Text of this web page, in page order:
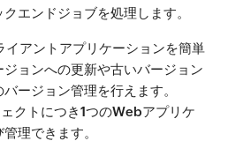
エンドジョブを処理します。
イアントアプリケーションを簡単
ョンへの更新や古いバージョン
ージョン管理を行えます。
クトにつき1つのWebアプリケ
理できます。